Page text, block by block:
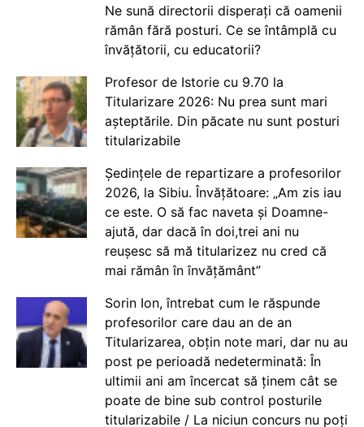
Ne sună directorii disperați că oamenii
rămân fără posturi. Ce se întâmplă cu
învățătorii, cu educatorii?
Profesor de Istorie cu 9.70 la
Titularizare 2026: Nu prea sunt mari
așteptările. Din păcate nu sunt posturi
titularizabile
Ședințele de repartizare a profesorilor
2026, la Sibiu. Învățătoare: „Am zis iau
ce este. O să fac naveta și Doamne-
ajută, dar dacă în doi,trei ani nu
reușesc să mă titularizez nu cred că
mai rămân în învățământ”
Sorin Ion, întrebat cum le răspunde
profesorilor care dau an de an
Titularizarea, obțin note mari, dar nu au
post pe perioadă nedeterminată: În
ultimii ani am încercat să ținem cât se
poate de bine sub control posturile
titularizabile / La niciun concurs nu poți